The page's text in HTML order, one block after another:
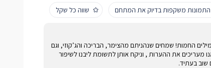
התמונות משקפות בדיוק את המתחם שווה כל שקל
החמות! שמחים שנהניתם מהצימר, הבריכה והג’קוזי, וגם
מעריכים את ההערות , וניקח אותן לתשומת ליבנו לשיפור
שוב בעתיד.